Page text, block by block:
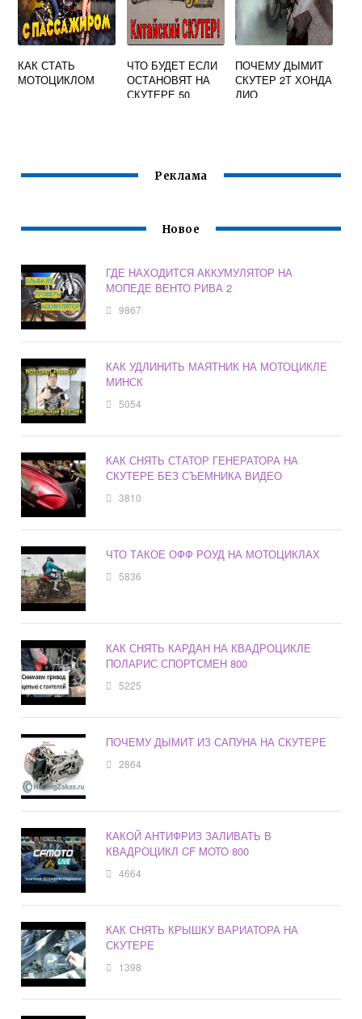
КАК СТАТЬ
МОТОЦИКЛОМ
ЧТО БУДЕТ ЕСЛИ
ОСТАНОВЯТ НА
СКУТЕРЕ 50
ПОЧЕМУ ДЫМИТ
СКУТЕР 2Т ХОНДА
ДИО
Реклама
Новое
ГДЕ НАХОДИТСЯ АККУМУЛЯТОР НА
МОПЕДЕ ВЕНТО РИВА 2
9867
КАК УДЛИНИТЬ МАЯТНИК НА МОТОЦИКЛЕ
МИНСК
5054
КАК СНЯТЬ СТАТОР ГЕНЕРАТОРА НА
СКУТЕРЕ БЕЗ СЪЕМНИКА ВИДЕО
3810
ЧТО ТАКОЕ ОФФ РОУД НА МОТОЦИКЛАХ
5836
КАК СНЯТЬ КАРДАН НА КВАДРОЦИКЛЕ
ПОЛАРИС СПОРТСМЕН 800
5225
ПОЧЕМУ ДЫМИТ ИЗ САПУНА НА СКУТЕРЕ
2864
КАКОЙ АНТИФРИЗ ЗАЛИВАТЬ В
КВАДРОЦИКЛ CF MOTO 800
4664
КАК СНЯТЬ КРЫШКУ ВАРИАТОРА НА
СКУТЕРЕ
1398